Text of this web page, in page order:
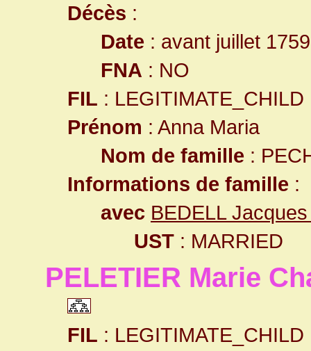
Décès :
Date : avant juillet 1759
FNA : NO
FIL : LEGITIMATE_CHILD
Prénom : Anna Maria
Nom de famille :
Informations de famille :
avec BEDELL
UST : MARRIED
PELETIER Marie
FIL : LEGITIMATE_CHILD